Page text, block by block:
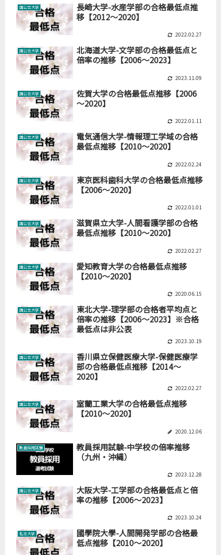
国公立大学
長崎大学-水産学部の合格最低点推
移【2012～2020】
2022.02.27
国公立大学
北海道大学-文学部の合格最低点と
倍率の推移【2006～2023】
2023.11.09
国公立大学
佐賀大学の合格最低点推移【2006
～2020】
2022.01.11
国公立大学
電気通信大学-情報理工学域の合格
最低点推移【2010～2020】
2022.02.24
国公立大学
東京医科歯科大学の合格最低点推移
【2006～2020】
2022.01.01
国公立大学
滋賀県立大学-人間看護学部の合格
最低点推移【2010～2020】
2022.02.27
国公立大学
愛知教育大学の合格最低点推移
【2010～2020】
2020.06.15
国公立大学
東北大学-理学部の合格者平均点と
倍率の推移【2006～2023】※合格
最低点は非公表
2023.10.19
国公立大学
香川県立保健医療大学-保健医療学
部の合格最低点推移【2014～
2020】
2022.02.27
国公立大学
室蘭工業大学の合格最低点推移
【2010～2020】
2020.12.06
教員採用試験
教員採用試験-中学校の倍率推移
（九州・沖縄）
2023.12.28
国公立大学
大阪大学-工学部の合格最低点と倍
率の推移【2006～2023】
2023.10.24
私立大学
國學院大學-人間開発学部の合格最
低点推移【2010～2020】